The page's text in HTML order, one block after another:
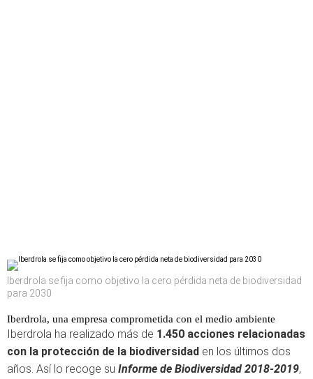
Iberdrola se fija como objetivo la cero pérdida neta de biodiversidad
para 2030
Iberdrola, una empresa comprometida con el medio ambiente
Iberdrola ha realizado más de 1.450 acciones relacionadas
con la protección de la biodiversidad en los últimos dos
años. Así lo recoge su Informe de Biodiversidad 2018-2019,